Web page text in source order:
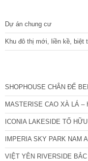
Dự án chung cư
Khu đô thị mới, liền kề, biệt
SHOPHOUSE CHÂN ĐẾ
MASTERISE CAO XÀ LÁ –
ICONIA LAKESIDE TỐ
IMPERIA SKY PARK NAM
VIỆT YÊN RIVERSIDE